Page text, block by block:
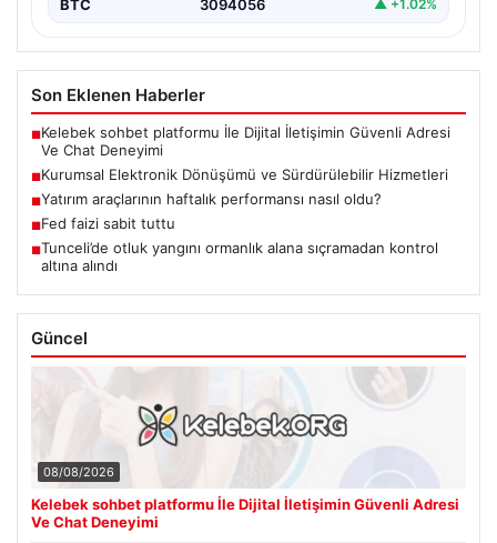
BTC 3094056 ▲ +1.02%
Son Eklenen Haberler
■Kelebek sohbet platformu İle Dijital İletişimin Güvenli Adresi
Ve Chat Deneyimi
■Kurumsal Elektronik Dönüşümü ve Sürdürülebilir Hizmetleri
■Yatırım araçlarının haftalık performansı nasıl oldu?
■Fed faizi sabit tuttu
■Tunceli’de otluk yangını ormanlık alana sıçramadan kontrol
altına alındı
Güncel
08/08/2026
Kelebek sohbet platformu İle Dijital İletişimin Güvenli Adresi
Ve Chat Deneyimi